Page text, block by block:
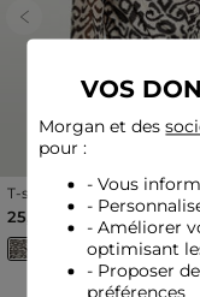
Previous
T-shirt manches longues
multicolore femme
25,00 €
VOS
Morgan et des
pour :
- Vous
-
- Améliorer
optimisant
- Proposer
préférences